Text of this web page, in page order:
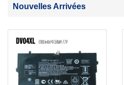
Nouvelles Arrivées